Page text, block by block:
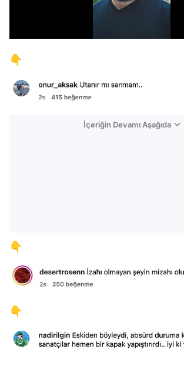
👇
İçeriğin Devamı Aşağıda
👇
👇